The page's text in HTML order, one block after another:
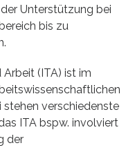
Unterstützung bei
bis zu
(ITA) ist im
verschiedenste
ITA bspw. involviert
der